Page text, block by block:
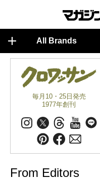
All Brands
毎月10・25日発売
1977年創刊
From Editors